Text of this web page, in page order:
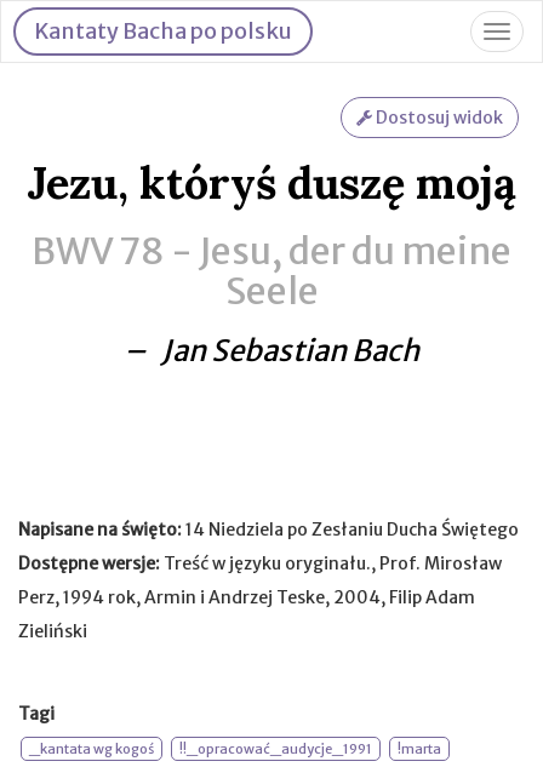
Kantaty Bacha po polsku
Jezu, któryś duszę moją
BWV 78 - Jesu, der du meine
Seele
– Jan Sebastian Bach
Napisane na święto:14 Niedziela po Zesłaniu Ducha Świętego
Dostępne wersje: Treść w języku oryginału., Prof. Mirosław
Perz, 1994 rok, Armin i Andrzej Teske, 2004, Filip Adam
Zieliński
Tagi
_kantata wg kogoś !!_opracować_audycje_1991
!marta
Dostosuj widok